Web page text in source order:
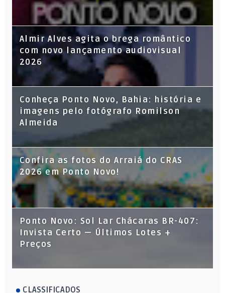
Almir Alves agita o brega romântico
com novo lançamento audiovisual
2026
Conheça Ponto Novo, Bahia: história e
imagens pelo fotógrafo Romilson
Almeida
Confira as fotos do Arraiá do CRAS
2026 em Ponto Novo!
Ponto Novo: Sol Lar Chácaras BR-407:
Invista Certo — Últimos Lotes +
Preços
CLASSIFICADOS